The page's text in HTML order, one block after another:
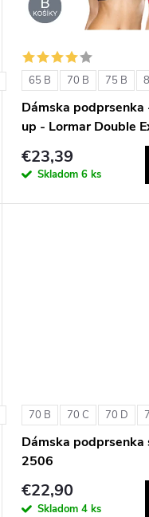
65 B 70 B 75 B
Dámska podprsenka
up - Lormar Double
€23,39
Skladom6 ks
70 B 70 C 70 D
Dámska podprsenka
2506
€22,90
Skladom4 ks